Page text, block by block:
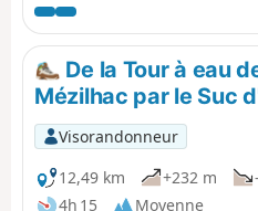
cheminées magmatiques, et
que des éminences
du plus célèbre des sucs, le
heureusement, il existe
permettent de retrouver les
agréable.
De la Tour à eau
Mézilhac par le Suc
Visorandonneur
12,49 km
+232 m
4h 15
Moyenne